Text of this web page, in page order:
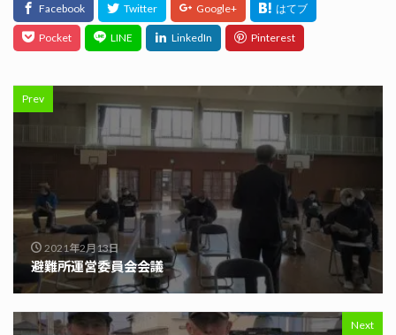
Prev
2021年2月13日
避難所運営委員会会議
Next